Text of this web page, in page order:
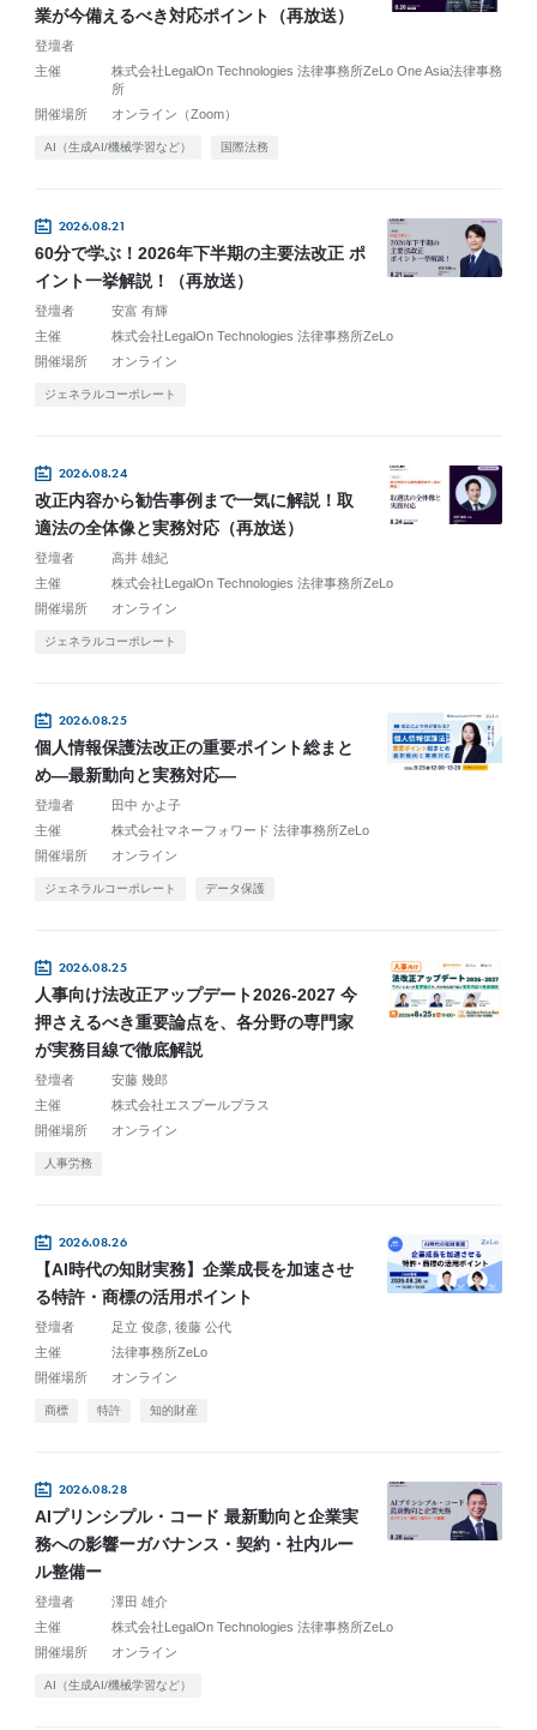
業が今備えるべき対応ポイント（再放送）
登壇者
主催
株式会社LegalOn Technologies 法律事務所ZeLo One Asia法律事務
所
開催場所
オンライン（Zoom）
AI（生成AI/機械学習など） 国際法務
2026.08.21
60分で学ぶ！2026年下半期の主要法改正 ポ
イント一挙解説！（再放送）
登壇者
安富 有輝
主催
株式会社LegalOn Technologies 法律事務所ZeLo
開催場所
オンライン
ジェネラルコーポレート
2026.08.24
改正内容から勧告事例まで一気に解説！取
適法の全体像と実務対応（再放送）
登壇者
高井 雄紀
主催
株式会社LegalOn Technologies 法律事務所ZeLo
開催場所
オンライン
ジェネラルコーポレート
2026.08.25
個人情報保護法改正の重要ポイント総まと
め―最新動向と実務対応―
登壇者
田中 かよ子
主催
株式会社マネーフォワード 法律事務所ZeLo
開催場所
オンライン
ジェネラルコーポレート データ保護
2026.08.25
人事向け法改正アップデート2026-2027 今
押さえるべき重要論点を、各分野の専門家
が実務目線で徹底解説
登壇者
安藤 幾郎
主催
株式会社エスプールプラス
開催場所
オンライン
人事労務
2026.08.26
【AI時代の知財実務】企業成長を加速させ
る特許・商標の活用ポイント
登壇者 足立 俊彦 後藤 公代
主催
法律事務所ZeLo
開催場所
オンライン
商標 特許 知的財産
2026.08.28
AIプリンシプル・コード 最新動向と企業実
務への影響ーガバナンス・契約・社内ルー
ル整備ー
登壇者
澤田 雄介
主催
株式会社LegalOn Technologies 法律事務所ZeLo
開催場所
オンライン
AI（生成AI/機械学習など）